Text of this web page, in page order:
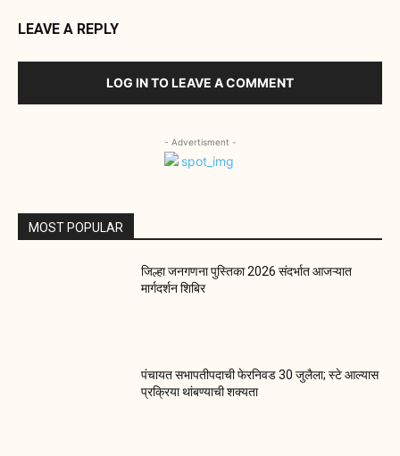
LEAVE A REPLY
LOG IN TO LEAVE A COMMENT
- Advertisment -
MOST POPULAR
जिल्हा जनगणना पुस्तिका 2026 संदर्भात आजऱ्यात
मार्गदर्शन शिबिर
पंचायत सभापतीपदाची फेरनिवड 30 जुलैला; स्टे आल्यास
प्रक्रिया थांबण्याची शक्यता